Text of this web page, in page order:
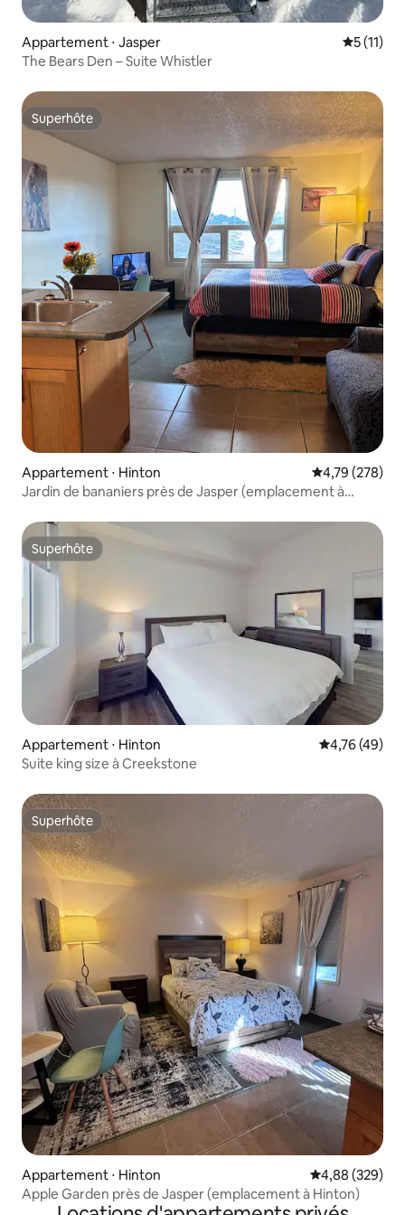
Appartement ⋅ Jasper
5 (11)
The Bears Den – Suite Whistler
Superhôte
Superhôte
Appartement ⋅ Hinton Évaluation
4,79 (278)
Jardin de bananiers près de Jasper (emplacement à
Superhôte
Superhôte
Appartement ⋅ Hinton Évaluation
4,76 (49)
Suite king size à Creekstone
Superhôte
Superhôte
Appartement ⋅ Hinton Évaluation
4,88 (329)
Apple Garden près de Jasper (emplacement à Hinton)